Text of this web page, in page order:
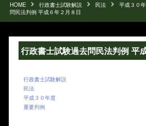
HOME 行政書士試験解説 民法 平成３０
問民法判例 平成６年２月８日
行政書士試験過去問民法判例 平
行政書士試験解説
民法
平成３０年度
重要判例